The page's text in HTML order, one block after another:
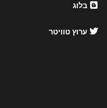
בלוג
ערוץ טוויטר